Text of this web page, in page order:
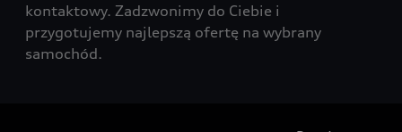
kontaktowy. Zadzwonimy do Ciebie i
przygotujemy najlepszą ofertę na wybrany
samochód.